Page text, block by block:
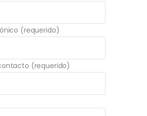
(requerido)
(requerido)
femenina
errores más
cometen los
la intimidad,